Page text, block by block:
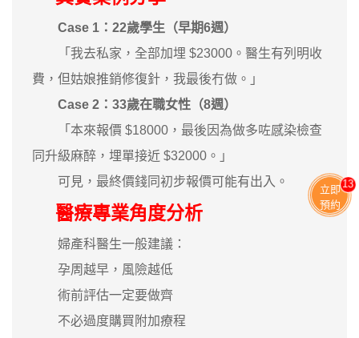
Case 1：22歲學生（早期6週）
「我去私家，全部加埋 $23000。醫生有列明收
費，但姑娘推銷修復針，我最後冇做。」
Case 2：33歲在職女性（8週）
「本來報價 $18000，最後因為做多咗感染檢查
同升級麻醉，埋單接近 $32000。」
可見，最終價錢同初步報價可能有出入。
醫療專業角度分析
婦產科醫生一般建議：
孕周越早，風險越低
術前評估一定要做齊
不必過度購買附加療程
立即
預約
13